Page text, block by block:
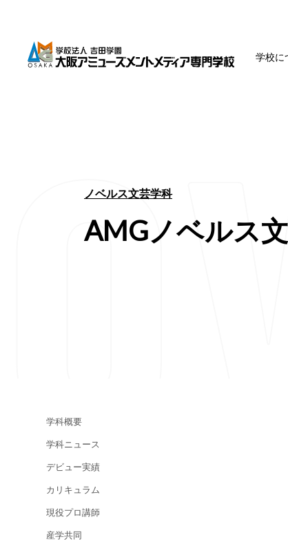
学校に
ノベルス文芸学科
AMGノベルス
学科概要
学科ニュース
デビュー実績
カリキュラム
現役プロ講師
産学共同